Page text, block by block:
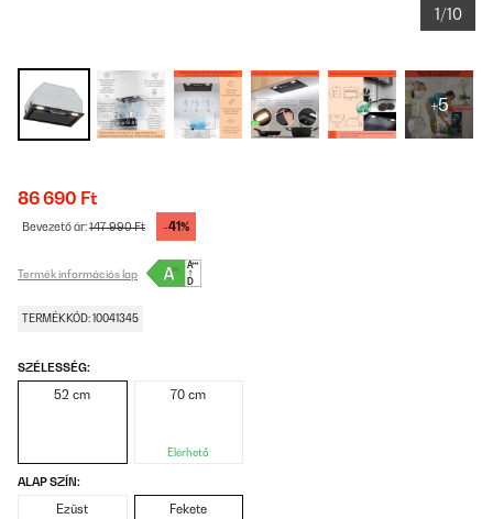
1/10
+5
86 690 Ft
Bevezető ár:147 990 Ft -41%
Termék információs lap
TERMÉKKÓD: 10041345
SZÉLESSÉG:
52 cm 70 cm
Elérhető
ALAP SZÍN:
Ezüst Fekete